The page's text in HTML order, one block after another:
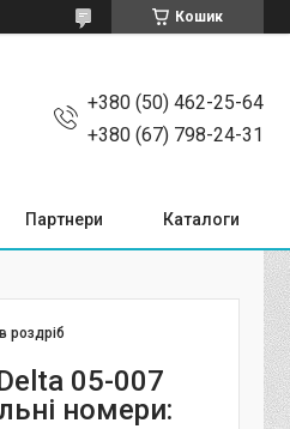
Кошик
+380 (50) 462-25-64
+380 (67) 798-24-31
Партнери Каталоги
роздріб
05-007
номери: